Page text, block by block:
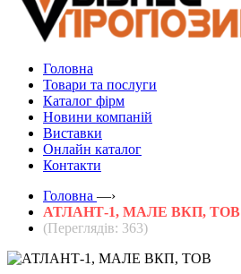
Головна
Товари та послуги
Каталог фірм
Новини компаній
Виставки
Онлайн каталог
Контакти
Головна —›
АТЛАНТ-1, МАЛЕ ВКП, ТОВ
(Переглядів: 363)